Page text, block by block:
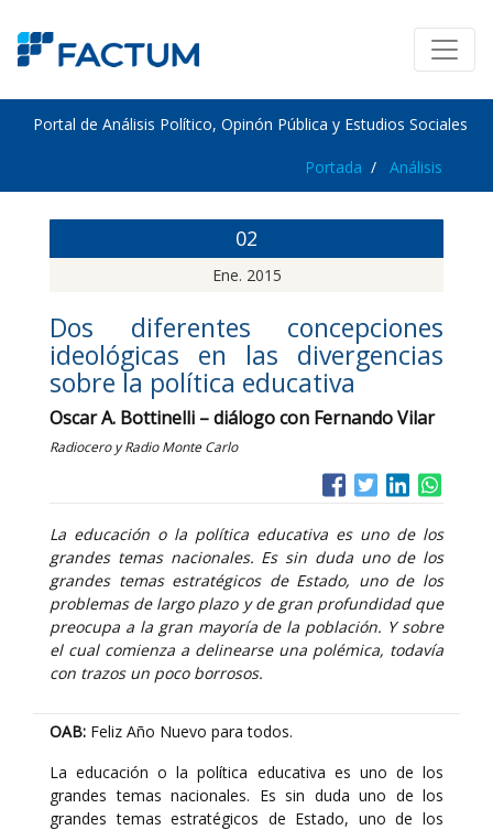
Portal de Análisis Político, Opinón Pública y Estudios Sociales
Portada Análisis
02
Ene. 2015
Dos diferentes concepciones
ideológicas en las divergencias
sobre la política educativa
Oscar A. Bottinelli – diálogo con Fernando Vilar
Radiocero y Radio Monte Carlo
La educación o la política educativa es uno de los
grandes temas nacionales. Es sin duda uno de los
grandes temas estratégicos de Estado, uno de los
problemas de largo plazo y de gran profundidad que
preocupa a la gran mayoría de la población. Y sobre
el cual comienza a delinearse una polémica, todavía
con trazos un poco borrosos.
OAB: Feliz Año Nuevo para todos.
La educación o la política educativa es uno de los
grandes temas nacionales. Es sin duda uno de los
grandes temas estratégicos de Estado, uno de los